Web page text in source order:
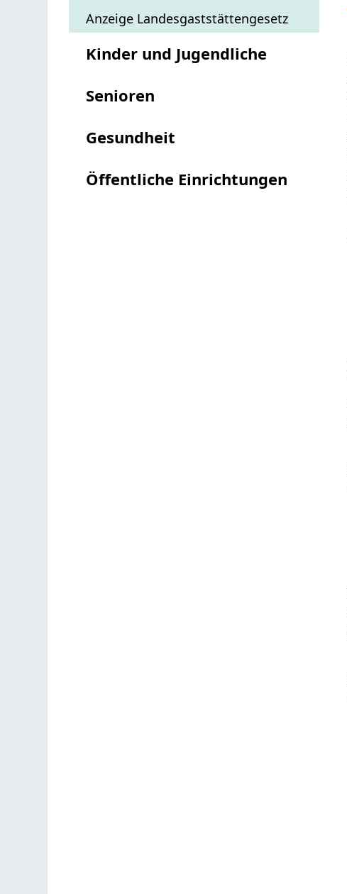
Anzeige Landesgaststättengesetz
Kinder und Jugendliche
Senioren
Gesundheit
Öffentliche Einrichtungen